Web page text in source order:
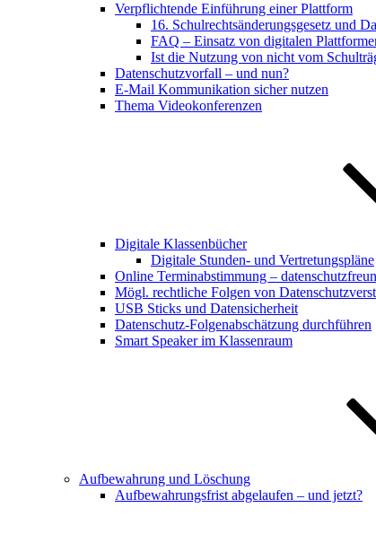
Verpflichtende Einführung einer Plattform
16. Schulrechtsänderungsgesetz und
FAQ – Einsatz von digitalen
Ist die Nutzung von nicht vom
Datenschutzvorfall – und nun?
E-Mail Kommunikation sicher nutzen
Thema Videokonferenzen
Digitale Klassenbücher
Digitale Stunden- und Vertretungspläne
Online Terminabstimmung –
Mögl. rechtliche Folgen von
USB Sticks und Datensicherheit
Datenschutz-Folgenabschätzung durchführen
Smart Speaker im Klassenraum
Aufbewahrung und Löschung
Aufbewahrungsfrist abgelaufen – und jetzt?